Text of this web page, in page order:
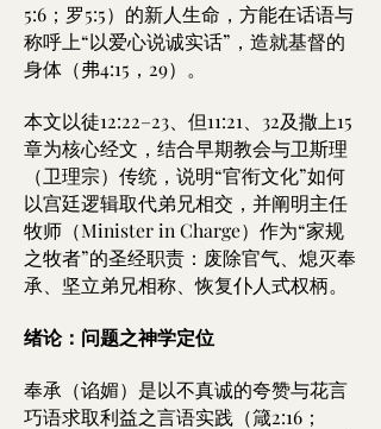
5:6；罗5:5）的新人生命，方能在话语与
称呼上“以爱心说诚实话”，造就基督的
身体（弗4:15，29）。
本文以徒12:22–23、但11:21、32及撒上15
章为核心经文，结合早期教会与卫斯理
（卫理宗）传统，说明“官衔文化”如何
以宫廷逻辑取代弟兄相交，并阐明主任
牧师（Minister in Charge）作为“家规
之牧者”的圣经职责：废除官气、熄灭奉
承、坚立弟兄相称、恢复仆人式权柄。
绪论：问题之神学定位
奉承（谄媚）是以不真诚的夸赞与花言
巧语求取利益之言语实践（箴2:16；